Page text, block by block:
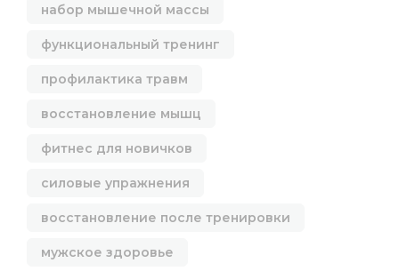
набор мышечной массы
функциональный тренинг
профилактика травм
восстановление мышц
фитнес для новичков
силовые упражнения
восстановление после тренировки
мужское здоровье